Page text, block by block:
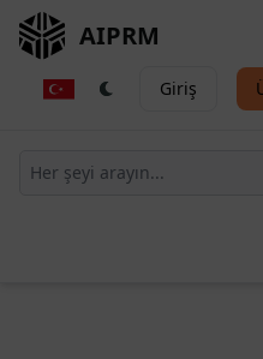
AIPRM
Giriş